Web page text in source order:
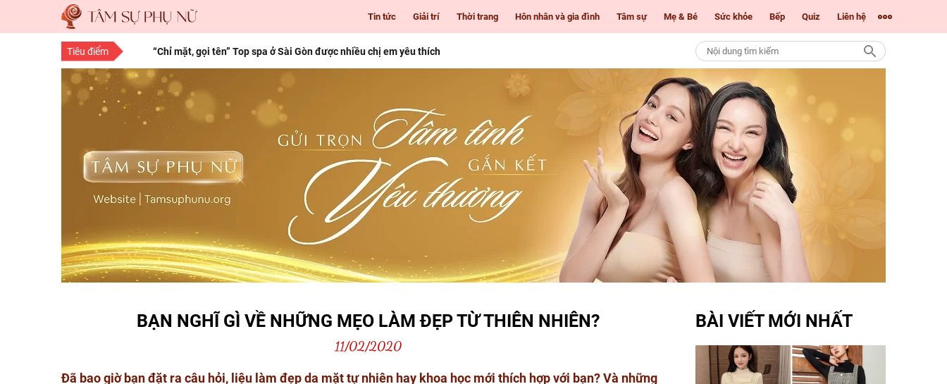
Tin tức Giải trí Thời trang Hôn nhân và gia đình Tâm sự Mẹ & Bé Sức khỏe Bếp Quiz Liên hệ
Tiêu điểm
“Chỉ mặt, gọi tên” Top spa ở Sài Gòn được nhiều chị em yêu thích
10 bí quyết làm đẹp cho nàng mọi độ tuổi
15 bí quyết làm đẹp da mặt từ thiên nhiên giúp nàng luôn tươi trẻ
BẠN NGHĨ GÌ VỀ NHỮNG MẸO LÀM ĐẸP TỪ THIÊN NHIÊN?
11/02/2020
Đã bao giờ bạn đặt ra câu hỏi, liệu làm đẹp da mặt tự nhiên hay khoa học mới thích hợp với bạn? Và những
BÀI VIẾT MỚI NHẤT